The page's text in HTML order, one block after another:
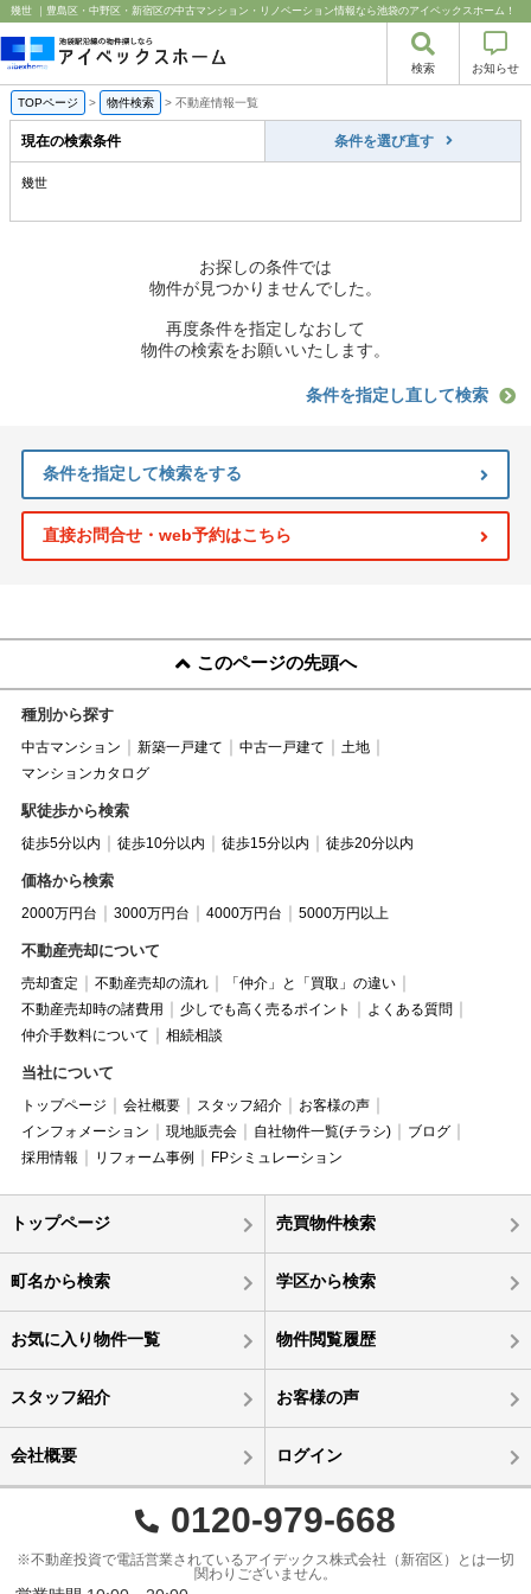
幾世 ｜豊島区・中野区・新宿区の中古マンション・リノベーション情報なら池袋のアイベックスホーム！
検索 お知らせ
TOPページ > 物件検索 > 不動産情報一覧
現在の検索条件 条件を選び直す
幾世
お探しの条件では
物件が見つかりませんでした。
再度条件を指定しなおして
物件の検索をお願いいたします。
条件を指定し直して検索
条件を指定して検索をする
直接お問合せ・web予約はこちら
このページの先頭へ
種別から探す
中古マンション 新築一戸建て 中古一戸建て
土地
マンションカタログ
駅徒歩から検索
徒歩5分以内 徒歩10分以内 徒歩15分以内 徒歩20分以内
価格から検索
2000万円台 3000万円台 4000万円台 5000万円以上
不動産売却について
売却査定 不動産売却の流れ
「仲介」と「買取」の違い
不動産売却時の諸費用
少しでも高く売るポイント
よくある質問
仲介手数料について
相続相談
当社について
トップページ 会社概要 スタッフ紹介
お客様の声
インフォメーション
現地販売会 自社物件一覧(チラシ)
ブログ
採用情報
リフォーム事例 FPシミュレーション
トップページ 売買物件検索
町名から検索 学区から検索
お気に入り物件一覧 物件閲覧履歴
スタッフ紹介 お客様の声
会社概要 ログイン
0120-979-668
※不動産投資で電話営業されているアイデックス株式会社（新宿区）とは一切
関わりございません。